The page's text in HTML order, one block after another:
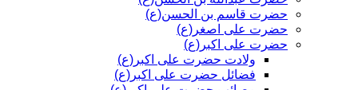
حضرت قاسم بن الحسن(ع)
حضرت علی اصغر(ع)
حضرت علی اکبر(ع)
ولادت حضرت علی اکبر(ع)
فضائل حضرت علی اکبر(ع)